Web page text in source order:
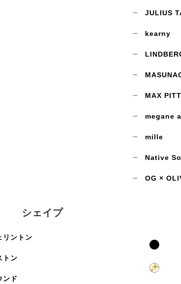
JULIUS
kearny
MAX
megane
mille
Native
OG ×
シェイプ
リントン
トン
ンド